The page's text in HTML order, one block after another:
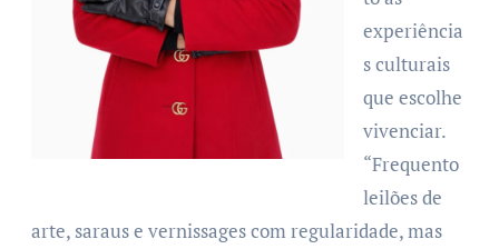
experiência
s culturais
que escolhe
vivenciar.
“Frequento
leilões de
arte, saraus e vernissages com regularidade, mas